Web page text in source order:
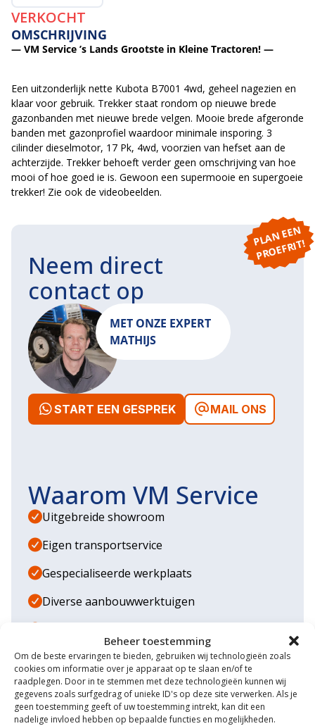
Beheer toestemming
Om de beste ervaringen te bieden, gebruiken wij technologieën zoals
cookies om informatie over je apparaat op te slaan en/of te
raadplegen. Door in te stemmen met deze technologieën kunnen wij
gegevens zoals surfgedrag of unieke ID's op deze site verwerken. Als je
geen toestemming geeft of uw toestemming intrekt, kan dit een
nadelige invloed hebben op bepaalde functies en mogelijkheden.
VERKOCHT
OMSCHRIJVING
— VM Service ’s Lands Grootste in Kleine Tractoren! —
Een uitzonderlijk nette Kubota B7001 4wd, geheel nagezien en
klaar voor gebruik. Trekker staat rondom op nieuwe brede
gazonbanden met nieuwe brede velgen. Mooie brede afgeronde
banden met gazonprofiel waardoor minimale insporing. 3
cilinder dieselmotor, 17 Pk, 4wd, voorzien van hefset aan de
achterzijde. Trekker behoeft verder geen omschrijving van hoe
mooi of hoe goed ie is. Gewoon een supermooie en supergoeie
trekker! Zie ook de videobeelden.
P
L
A
N
E
E
N
P
R
O
E
F
RI
T!
Neem direct
contact op
MET ONZE EXPERT
MATHIJS
START EEN GESPREK MAIL ONS
Waarom VM Service
Uitgebreide showroom
Eigen transportservice
Gespecialiseerde werkplaats
Diverse aanbouwwerktuigen
Grootste in kleine tractoren